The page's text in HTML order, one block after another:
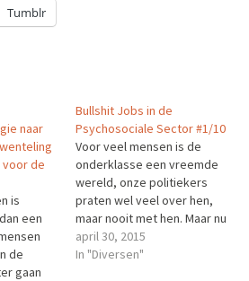
Tumblr
naar
de
is
een
de
gaan
Bullshit Jobs in de
Psychosociale Sector #1/10
Voor veel mensen is de
onderklasse een vreemde
wereld, onze politiekers
praten wel veel over hen,
maar nooit met hen. Maar nu
bestaat YouTube en
onderklassers kunnen filmpjes
april 30, 2015
In "Diversen"